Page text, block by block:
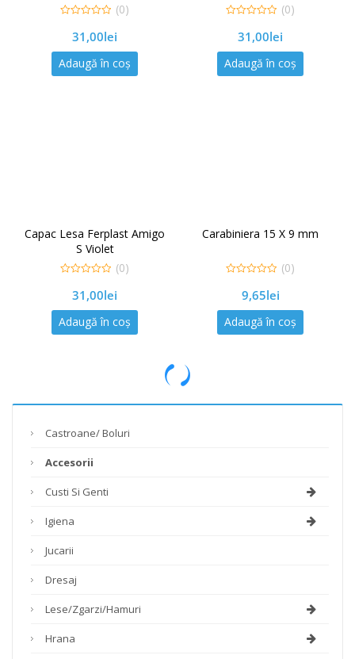
5
(0)
31,00lei
Adaugă în coș
5
(0)
31,00lei
Adaugă în coș
Capac Lesa Ferplast Amigo
S Violet
5
(0)
31,00lei
Adaugă în coș
Carabiniera 15 X 9 mm
5
(0)
9,65lei
Adaugă în coș
Castroane/ Boluri
Accesorii
Custi Si Genti
Igiena
Jucarii
Dresaj
Lese/zgarzi/hamuri
Hrana